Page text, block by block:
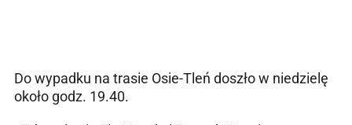
Do wypadku na trasie Osie-Tleń doszło w niedzielę
około godz. 19.40.